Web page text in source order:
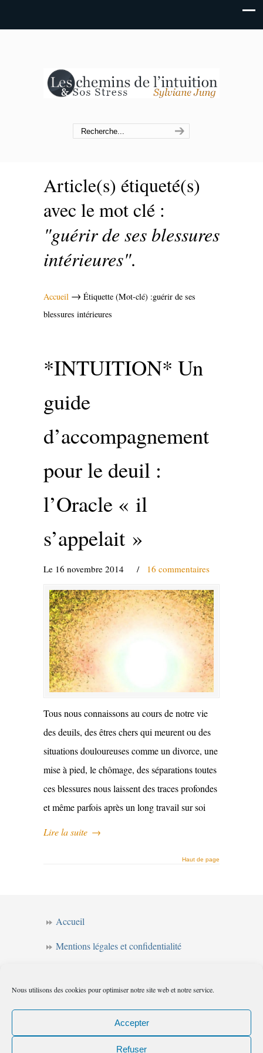
Nous utilisons des cookies pour optimiser notre site web et notre service.
Accepter
Refuser
Article(s) étiqueté(s)
avec le mot clé :
"guérir de ses blessures
intérieures".
Accueil → Étiquette (Mot-clé) :guérir de ses
blessures intérieures
*INTUITION* Un
guide
d’accompagnement
pour le deuil :
l’Oracle « il
s’appelait »
Le 16 novembre 2014 / 16 commentaires
Tous nous connaissons au cours de notre vie
des deuils, des êtres chers qui meurent ou des
situations douloureuses comme un divorce, une
mise à pied, le chômage, des séparations toutes
ces blessures nous laissent des traces profondes
et même parfois après un long travail sur soi
Lire la suite →
Haut de page
Accueil
Mentions légales et confidentialité
Forum de l’intuition
Politique de cookies (UE)